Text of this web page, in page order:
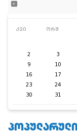
კვი ორშ
2
3
9
10
16
17
23
24
30
31
ᲞᲝᲞᲣᲚᲐᲠᲣᲚᲘ